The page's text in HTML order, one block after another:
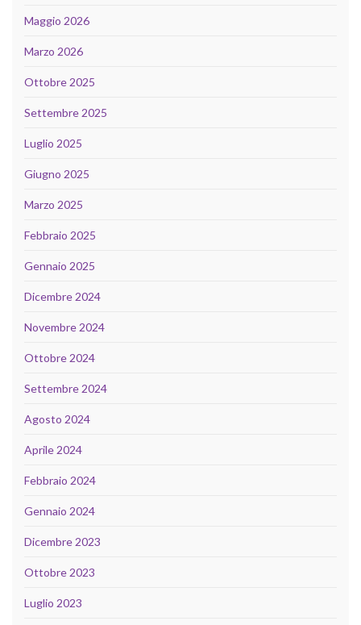
Maggio 2026
Marzo 2026
Ottobre 2025
Settembre 2025
Luglio 2025
Giugno 2025
Marzo 2025
Febbraio 2025
Gennaio 2025
Dicembre 2024
Novembre 2024
Ottobre 2024
Settembre 2024
Agosto 2024
Aprile 2024
Febbraio 2024
Gennaio 2024
Dicembre 2023
Ottobre 2023
Luglio 2023